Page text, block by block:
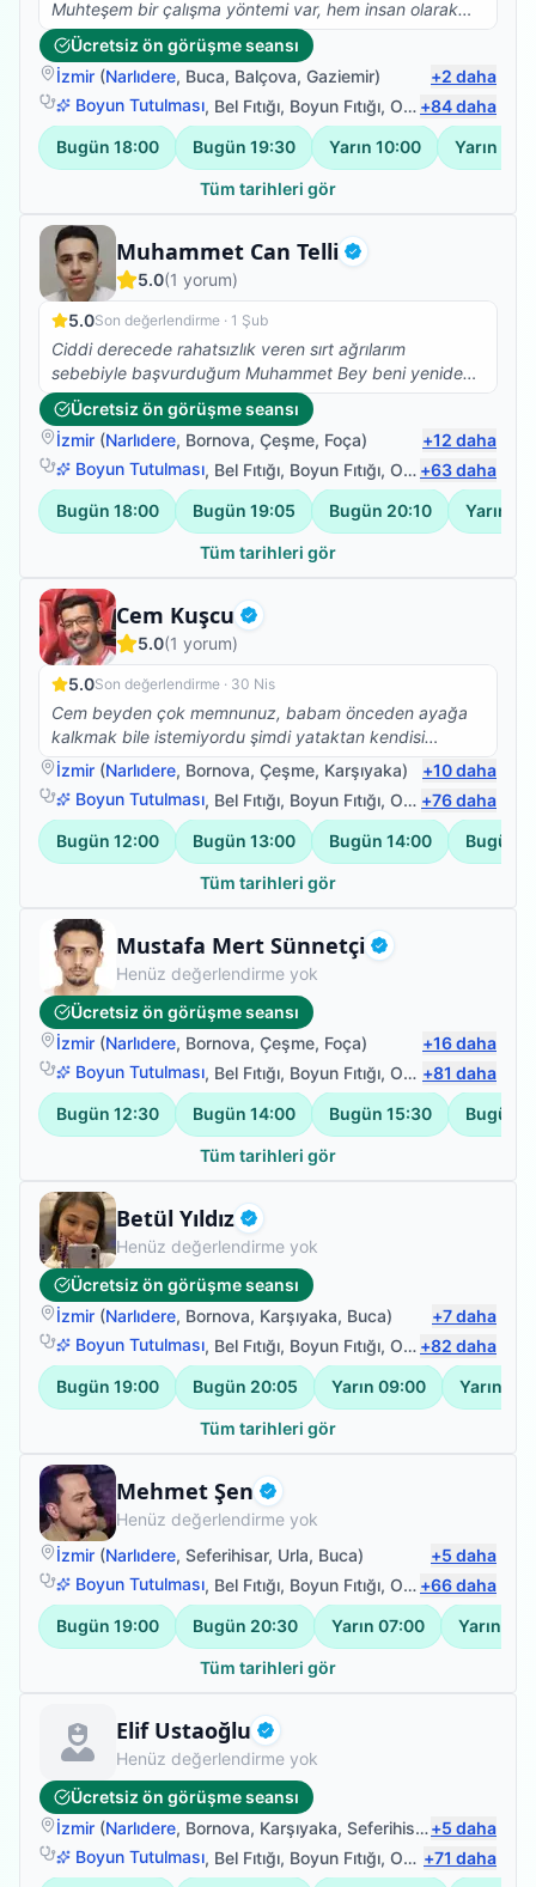
Muhteşem bir çalışma yöntemi var, hem insan olarak
hemde profesyonel olarak çok taktir ediyorum. Ve
kesinlikle fizik tedavi, Kuru iğne, eksersiz ihtiyacı olan
herkese tavsiye ediyorum.
Ücretsiz ön görüşme seansı
İzmir (Narlıdere, Buca, Balçova, Gaziemir) +2 daha
Boyun Tutulması, Bel Fıtığı, Boyun Fıtığı, Omuz Bağ Yaralanması +84daha
Bugün 18:00 Bugün 19:30 Yarın 10:00 Yarın
Tüm tarihleri gör
Muhammet Can Telli Doğrulanmış
Fizyoterapist
5.0(1 yorum)
5.0Son değerlendirme · 1 Şub
Ciddi derecede rahatsızlık veren sırt ağrılarım
sebebiyle başvurduğum Muhammet Bey beni yeniden
sağlığıma kavuşturdu. Herkese gönül rahatlığıyla
tavsiye ederim
Ücretsiz ön görüşme seansı
İzmir (Narlıdere, Bornova, Çeşme, Foça) +12 daha
Boyun Tutulması, Bel Fıtığı, Boyun Fıtığı, Omuz Bağ Yaralanması +63daha
Bugün 18:00 Bugün 19:05 Bugün 20:10 Yarın
Tüm tarihleri gör
Cem Kuşcu Doğrulanmış
Fizyoterapist
5.0(1 yorum)
5.0Son değerlendirme · 30 Nis
Cem beyden çok memnunuz, babam önceden ayağa
kalkmak bile istemiyordu şimdi yataktan kendisi
kalkıyor yan koltuğa geçiyor, hareket etme konusunda
daha istekli. Çok teşekkür ederiz.
İzmir (Narlıdere, Bornova, Çeşme, Karşıyaka) +10daha
Boyun Tutulması, Bel Fıtığı, Boyun Fıtığı, Omuz Bağ Yaralanması +76daha
Bugün 12:00 Bugün 13:00 Bugün 14:00 Bugün
Tüm tarihleri gör
Mustafa Mert Sünnetçi Doğrulanmış
Fizyoterapist
Henüz değerlendirme yok
Ücretsiz ön görüşme seansı
İzmir (Narlıdere, Bornova, Çeşme, Foça) +16daha
Boyun Tutulması, Bel Fıtığı, Boyun Fıtığı, Omuz Bağ Yaralanması +81 daha
Bugün 12:30 Bugün 14:00 Bugün 15:30 Bugün
Tüm tarihleri gör
Betül Yıldız Doğrulanmış
Fizyoterapist
Henüz değerlendirme yok
Ücretsiz ön görüşme seansı
İzmir (Narlıdere, Bornova, Karşıyaka, Buca) +7daha
Boyun Tutulması, Bel Fıtığı, Boyun Fıtığı, Omuz Bağ Yaralanması +82 daha
Bugün 19:00 Bugün 20:05 Yarın 09:00 Yarın
Tüm tarihleri gör
Mehmet Şen Doğrulanmış
Fizyoterapist
Henüz değerlendirme yok
İzmir (Narlıdere, Seferihisar, Urla, Buca) +5 daha
Boyun Tutulması, Bel Fıtığı, Boyun Fıtığı, Omuz Bağ Yaralanması +66daha
Bugün 19:00 Bugün 20:30 Yarın 07:00 Yarın
Tüm tarihleri gör
Elif Ustaoğlu Doğrulanmış
Fizyoterapist
Henüz değerlendirme yok
Ücretsiz ön görüşme seansı
İzmir (Narlıdere, Bornova, Karşıyaka, Seferihisar )+5 daha
Boyun Tutulması, Bel Fıtığı, Boyun Fıtığı, Omuz Bağ Yaralanması +71 daha